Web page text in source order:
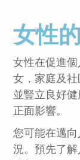
女性
女性在促進
女，家庭及社
並豎立良好
正面影響。
您可能在邁
況。預先了